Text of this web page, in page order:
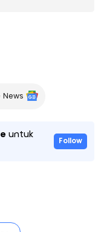
News
untuk
Follow